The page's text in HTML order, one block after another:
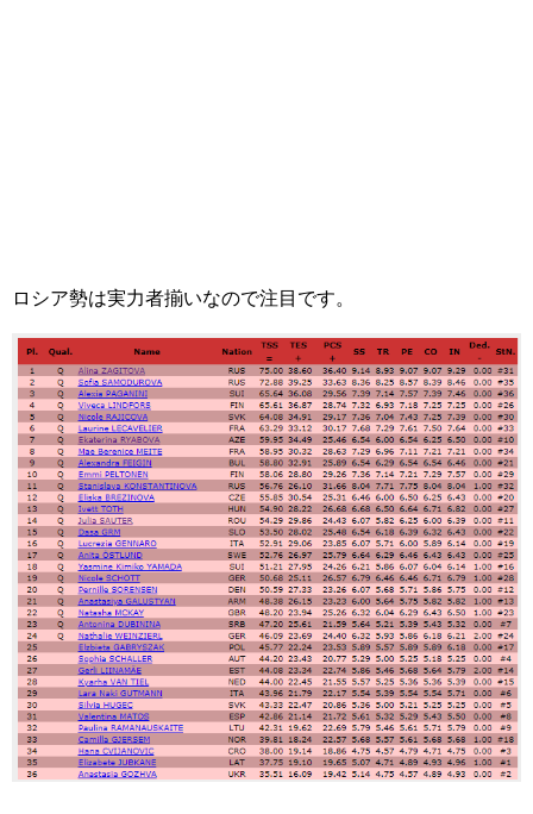
ロシア勢は実力者揃いなので注目です。